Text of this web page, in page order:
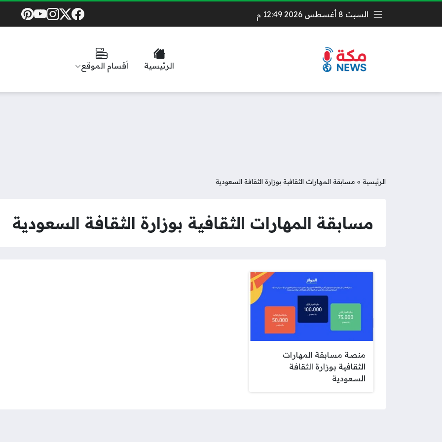
السبت 8 أغسطس 2026 12:49 م
Social Links
الرئيسية أقسام الموقع
الرئيسية » مسابقة المهارات الثقافية بوزارة الثقافة السعودية
مسابقة المهارات الثقافية بوزارة الثقافة السعودية
منصة مسابقة المهارات
الثقافية بوزارة الثقافة
السعودية